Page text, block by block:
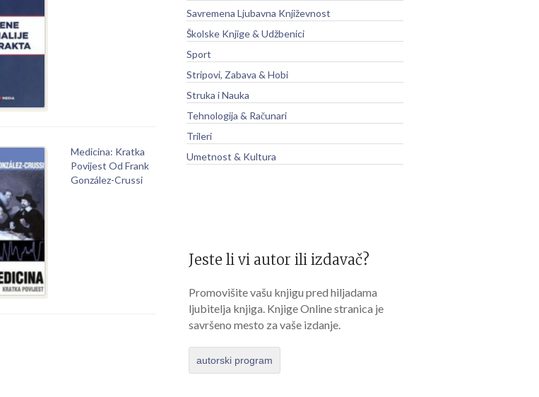
Medicina: Kratka
Povijest Od Frank
González-Crussi
Savremena Ljubavna Književnost
Školske Knjige & Udžbenici
Sport
Stripovi, Zabava & Hobi
Struka i Nauka
Tehnologija & Računari
Trileri
Umetnost & Kultura
Jeste li vi autor ili izdavač?
Promovišite vašu knjigu pred hiljadama
ljubitelja knjiga. Knjige Online stranica je
savršeno mesto za vaše izdanje.
autorski program